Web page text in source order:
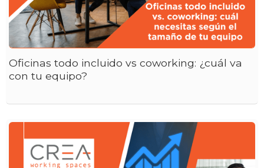
Oficinas todo incluido vs coworking: ¿cuál va
con tu equipo?